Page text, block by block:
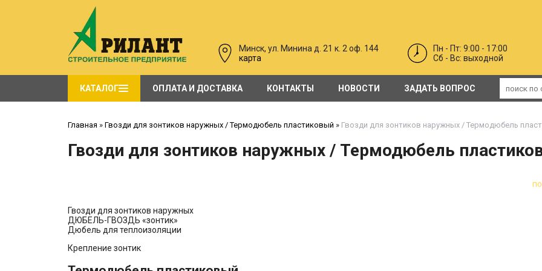
Минск, ул. Минина д. 21 к. 2 оф. 144
карта
Пн - Пт: 9:00 - 17:00
Cб - Вс: выходной
КАТАЛОГ ОПЛАТА И ДОСТАВКА КОНТАКТЫ НОВОСТИ ЗАДАТЬ ВОПРОС
Главная » Гвозди для зонтиков наружных / Термодюбель пластиковый » Гвозди для зонтиков наружных / Термодюбель
Гвозди для зонтиков наружных / Термодюбель
Гвозди для зонтиков наружных
ДЮБЕЛЬ-ГВОЗДЬ «зонтик»
Дюбель для теплоизоляции
Крепление зонтик